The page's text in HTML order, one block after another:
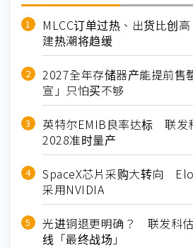
MLCC订单过热、出货比创
建热潮将趋缓
2027全年存储器产能提前
宣」只怕买不够
英特尔EMIB良率达标 联发
2028准时量产
SpaceX芯片采购大转向
采用NVIDIA
光进铜退更明确？ 联发科
线「最终战场」